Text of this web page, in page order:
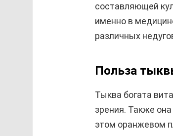
составляющей
именно в
различных
Польза
Тыква богата
зрения. Также
этом оранжевом